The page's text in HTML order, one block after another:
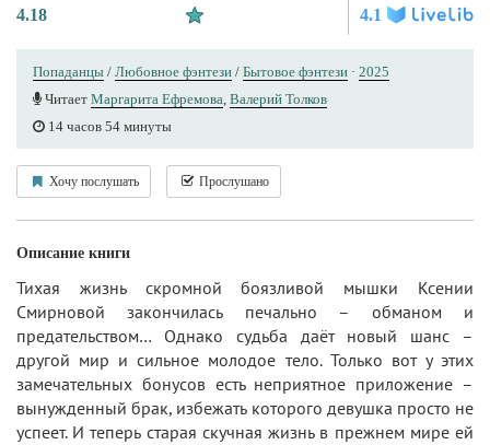
4.18 4.1
Попаданцы / Любовное фэнтези / Бытовое фэнтези · 2025
Читает Маргарита Ефремова, Валерий Толков
14 часов 54 минуты
Хочу послушать Прослушано
Описание книги
Тихая жизнь скромной боязливой мышки Ксении
Смирновой закончилась печально – обманом и
предательством… Однако судьба даёт новый шанс –
другой мир и сильное молодое тело. Только вот у этих
замечательных бонусов есть неприятное приложение –
вынужденный брак, избежать которого девушка просто не
успеет. И теперь старая скучная жизнь в прежнем мире ей